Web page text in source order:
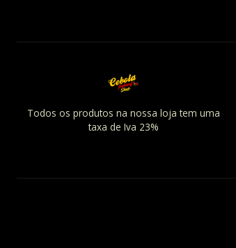
Todos os produtos na nossa loja tem uma
taxa de Iva 23%